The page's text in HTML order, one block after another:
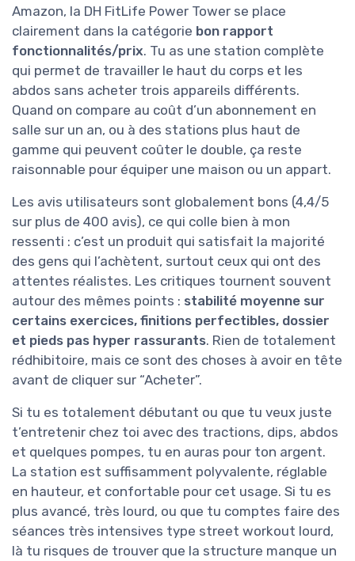
Amazon, la DH FitLife Power Tower se place
clairement dans la catégorie bon rapport
fonctionnalités/prix. Tu as une station complète
qui permet de travailler le haut du corps et les
abdos sans acheter trois appareils différents.
Quand on compare au coût d’un abonnement en
salle sur un an, ou à des stations plus haut de
gamme qui peuvent coûter le double, ça reste
raisonnable pour équiper une maison ou un appart.
Les avis utilisateurs sont globalement bons (4,4/5
sur plus de 400 avis), ce qui colle bien à mon
ressenti : c’est un produit qui satisfait la majorité
des gens qui l’achètent, surtout ceux qui ont des
attentes réalistes. Les critiques tournent souvent
autour des mêmes points : stabilité moyenne sur
certains exercices, finitions perfectibles, dossier
et pieds pas hyper rassurants. Rien de totalement
rédhibitoire, mais ce sont des choses à avoir en tête
avant de cliquer sur “Acheter”.
Si tu es totalement débutant ou que tu veux juste
t’entretenir chez toi avec des tractions, dips, abdos
et quelques pompes, tu en auras pour ton argent.
La station est suffisamment polyvalente, réglable
en hauteur, et confortable pour cet usage. Si tu es
plus avancé, très lourd, ou que tu comptes faire des
séances très intensives type street workout lourd,
là tu risques de trouver que la structure manque un